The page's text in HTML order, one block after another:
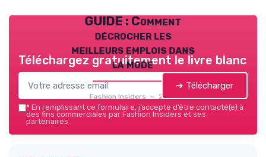
GUIDE : Comment
décrocher les
meilleurs emplois dans
la mode
Fashion Insiders — 2026
Téléchargez gratuitement le livre blanc
➔ Télécharger
* En remplissant ce formulaire, j’accepte d’être contacté(e) à
des fins commerciales par Fashion Insiders et ses
partenaires.